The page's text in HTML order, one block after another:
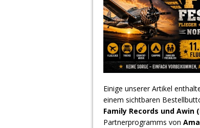
Einige unserer Artikel
einem sichtbaren
Family Records und Awin
Partnerprogramms von